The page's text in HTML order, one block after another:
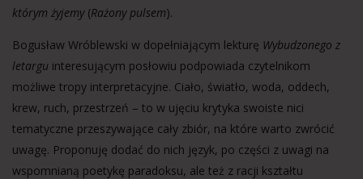
którym żyjemy(Rażony pulsem).
Bogusław Wróblewski w dopełniającym lekturę Wybudzonego z
letargu interesującym posłowiu podpowiada czytelnikom
możliwe tropy interpretacyjne. Ciało, światło, woda, oddech,
krew, ruch, przestrzeń – to w ujęciu krytyka swoiste nici
tematyczne przeszywające cały zbiór, na które warto zwrócić
uwagę. Proponuję dodać do nich język, po części z uwagi na
wspomnianą poetykę paradoksu, ale też z racji kształtu